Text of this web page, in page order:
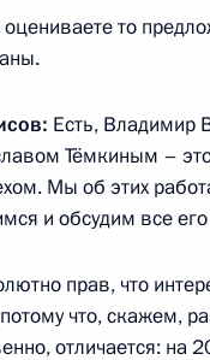
команде
команде
2023 года, 21:00
то
Есть, Владимир
Тёмкиным –
Мы об этих
и обсудим все
прав, что
что, скажем,
отличается: на